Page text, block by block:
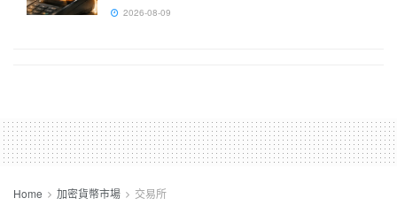
2026-08-09
Home 加密貨幣市場 交易所